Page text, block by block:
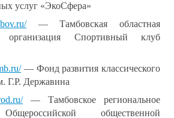
услуг «ЭкоСфера»
— Тамбовская областная
организация Спортивный клуб
— Фонд развития классического
Г.Р. Державина
— Тамбовское региональное
общественной